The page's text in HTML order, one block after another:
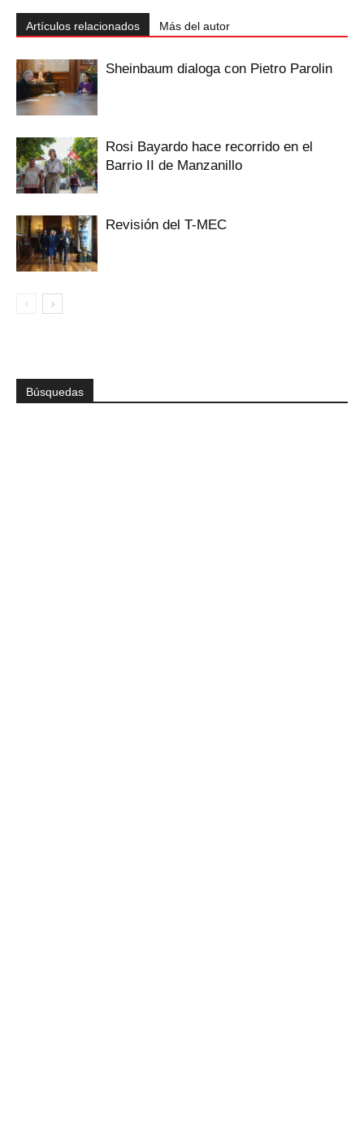
Artículos relacionados Más del autor
Sheinbaum dialoga con Pietro Parolin
Rosi Bayardo hace recorrido en el
Barrio II de Manzanillo
Revisión del T-MEC
Búsquedas